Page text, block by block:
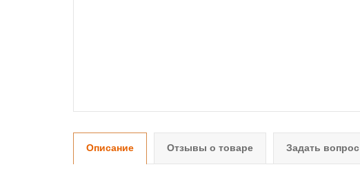
Описание Отзывы о товаре Задать вопрос